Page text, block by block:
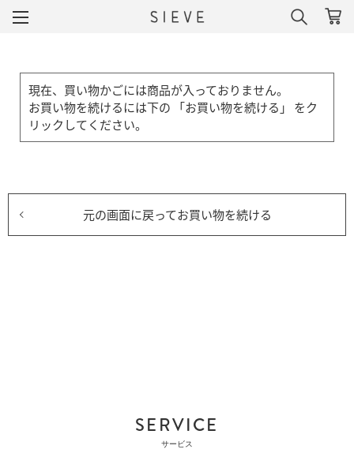
現在、買い物かごには商品が入っておりません。
お買い物を続けるには下の 「お買い物を続ける」 をク
リックしてください。
元の画面に戻ってお買い物を続ける
SERVICE
サービス